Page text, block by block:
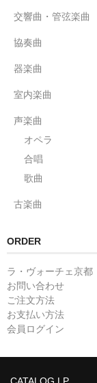
交響曲・管弦楽曲
協奏曲
器楽曲
室内楽曲
声楽曲
オペラ
合唱
歌曲
古楽曲
ORDER
ラ・ヴォーチェ京都
お問い合わせ
ご注文方法
お支払い方法
会員ログイン
CATALOG LP